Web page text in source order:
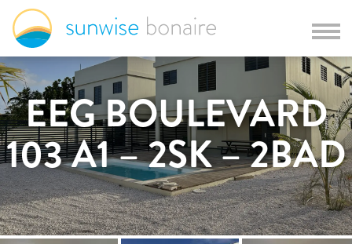
EEG BOULEVARD
103 A1 – 2SK – 2BAD